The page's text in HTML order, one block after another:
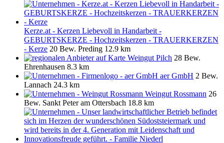
Kerze.at - Kerzen Liebevoll in Handarbeit -
GEBURTSKERZE - Hochzeitskerzen - TRAUERKERZEN
- Kerze 20 Bew. Preding 12.9 km
Weingut Pilch 28 Bew.
Ehrenhausen 8.3 km
aer GmbH 2 Bew.
Lannach 24.3 km
Weingut Rossmann 26
Bew. Sankt Peter am Ottersbach 18.8 km